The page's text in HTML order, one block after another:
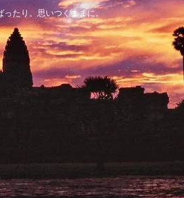
ったり。思いつくままに。